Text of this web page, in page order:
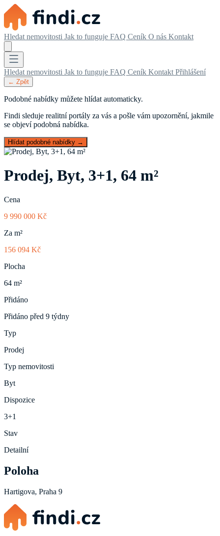
Hledat nemovitosti Jak to funguje FAQ Ceník O nás Kontakt
Hledat nemovitosti Jak to funguje FAQ Ceník Kontakt Přihlášení
← Zpět
Podobné nabídky můžete hlídat automaticky.
Findi sleduje realitní portály za vás a pošle vám upozornění, jakmile
se objeví podobná nabídka.
Hlídat podobné nabídky →
Prodej, Byt, 3+1, 64 m²
Cena
9 990 000 Kč
Za m²
156 094 Kč
Plocha
64 m²
Přidáno
Přidáno před 9 týdny
Typ
Prodej
Typ nemovitosti
Byt
Dispozice
3+1
Stav
Detailní
Poloha
Hartigova, Praha 9